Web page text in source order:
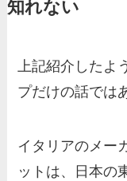
知れない
上記紹介したよ
プだけの話では
イタリアのメー
ットは、日本の